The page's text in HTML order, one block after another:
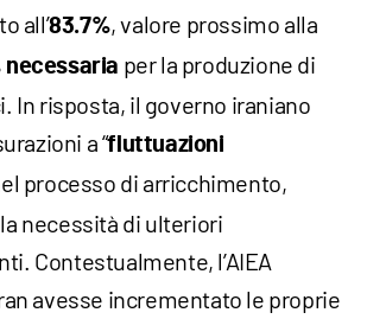
all’83.7%, valore prossimo alla
necessaria per la produzione di
In risposta, il governo iraniano
a “fluttuazioni
processo di arricchimento,
necessità di ulteriori
Contestualmente, l’AIEA
avesse incrementato le proprie